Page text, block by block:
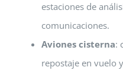
estaciones de
comunicaciones.
Aviones cisterna:
repostaje en vuelo